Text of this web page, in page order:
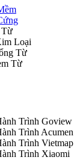
Từ
Loại
Từ
Từ
Trình Goview
Trình Acumen
Trình Vietmap
Trình Xiaomi